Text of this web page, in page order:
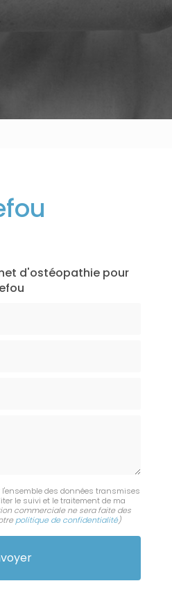
d'ostéopathie pour
l'ensemble des données transmises
le suivi et le traitement de ma
commerciale ne sera faite des
politique de confidentialité)